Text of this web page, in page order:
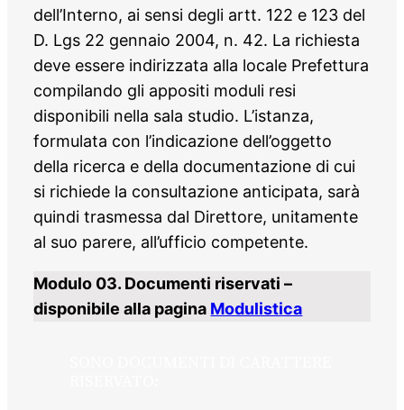
dell’Interno, ai sensi degli artt. 122 e 123 del
D. Lgs 22 gennaio 2004, n. 42. La richiesta
deve essere indirizzata alla locale Prefettura
compilando gli appositi moduli resi
disponibili nella sala studio. L’istanza,
formulata con l’indicazione dell’oggetto
della ricerca e della documentazione di cui
si richiede la consultazione anticipata, sarà
quindi trasmessa dal Direttore, unitamente
al suo parere, all’ufficio competente.
Modulo 03. Documenti riservati –
disponibile alla pagina Modulistica